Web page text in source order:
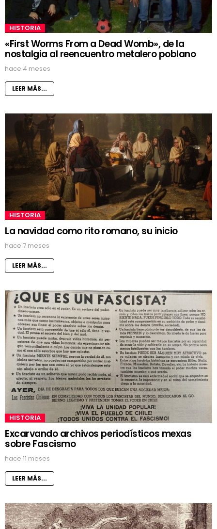
HISTORIA
«First Worms From a Dead Womb», de la
nostalgia al reencuentro metalero poblano
hace 4 meses
LEER MÁS...
HISTORIA
La navidad como rito romano, su inicio
hace 7 meses
LEER MÁS...
HISTORIA
Excarvando archivos periodísticos mexas
sobre Fascismo
hace 11 meses
LEER MÁS...